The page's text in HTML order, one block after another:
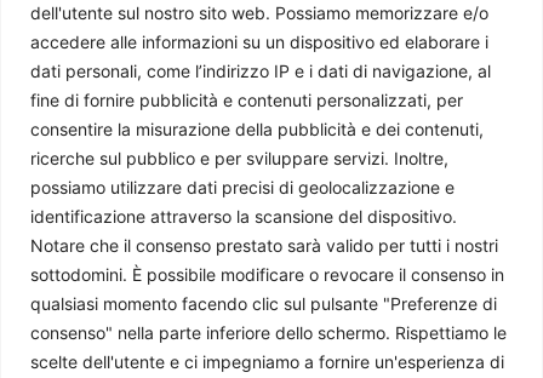
dell'utente sul nostro sito web. Possiamo memorizzare e/o
accedere alle informazioni su un dispositivo ed elaborare i
dati personali, come l’indirizzo IP e i dati di navigazione, al
fine di fornire pubblicità e contenuti personalizzati, per
consentire la misurazione della pubblicità e dei contenuti,
ricerche sul pubblico e per sviluppare servizi. Inoltre,
possiamo utilizzare dati precisi di geolocalizzazione e
identificazione attraverso la scansione del dispositivo.
Notare che il consenso prestato sarà valido per tutti i nostri
sottodomini. È possibile modificare o revocare il consenso in
qualsiasi momento facendo clic sul pulsante "Preferenze di
consenso" nella parte inferiore dello schermo. Rispettiamo le
scelte dell'utente e ci impegniamo a fornire un'esperienza di
Europa: le (fredde) prospettive della crisi energetica
Luigi Garofalo - 12 Novembre 2021